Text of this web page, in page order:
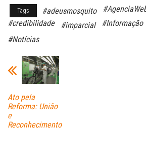
bo
ok
ts
ail
Tags #adeusmosquito
#credibilidade
#imparcial #Informação
#Notícias
Ato pela
Reforma: União
e
Reconhecimento